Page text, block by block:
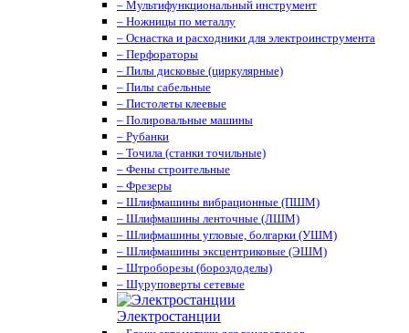
– Мультифункциональный инструмент
– Ножницы по металлу
– Оснастка и расходники для электроинструмента
– Перфораторы
– Пилы дисковые (циркулярные)
– Пилы сабельные
– Пистолеты клеевые
– Полировальные машины
– Рубанки
– Точила (станки точильные)
– Фены строительные
– Фрезеры
– Шлифмашины вибрационные (ПШМ)
– Шлифмашины ленточные (ЛШМ)
– Шлифмашины угловые, болгарки (УШМ)
– Шлифмашины эксцентриковые (ЭШМ)
– Штроборезы (бороздоделы)
– Шуруповерты сетевые
Электростанции